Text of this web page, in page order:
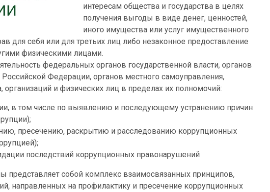
интересам общества и государства в целях
получения выгоды в виде денег, ценностей,
иного имущества или услуг имущественного
для себя или для третьих лиц либо незаконное предоставление
физическими лицами.
федеральных органов государственной власти, органов
Российской Федерации, органов местного самоуправления,
организаций и физических лиц в пределах их полномочий:
в том числе по выявлению и последующему устранению причин
пресечению, раскрытию и расследованию коррупционных
последствий коррупционных правонарушений
представляет собой комплекс взаимосвязанных принципов,
направленных на профилактику и пресечение коррупционных